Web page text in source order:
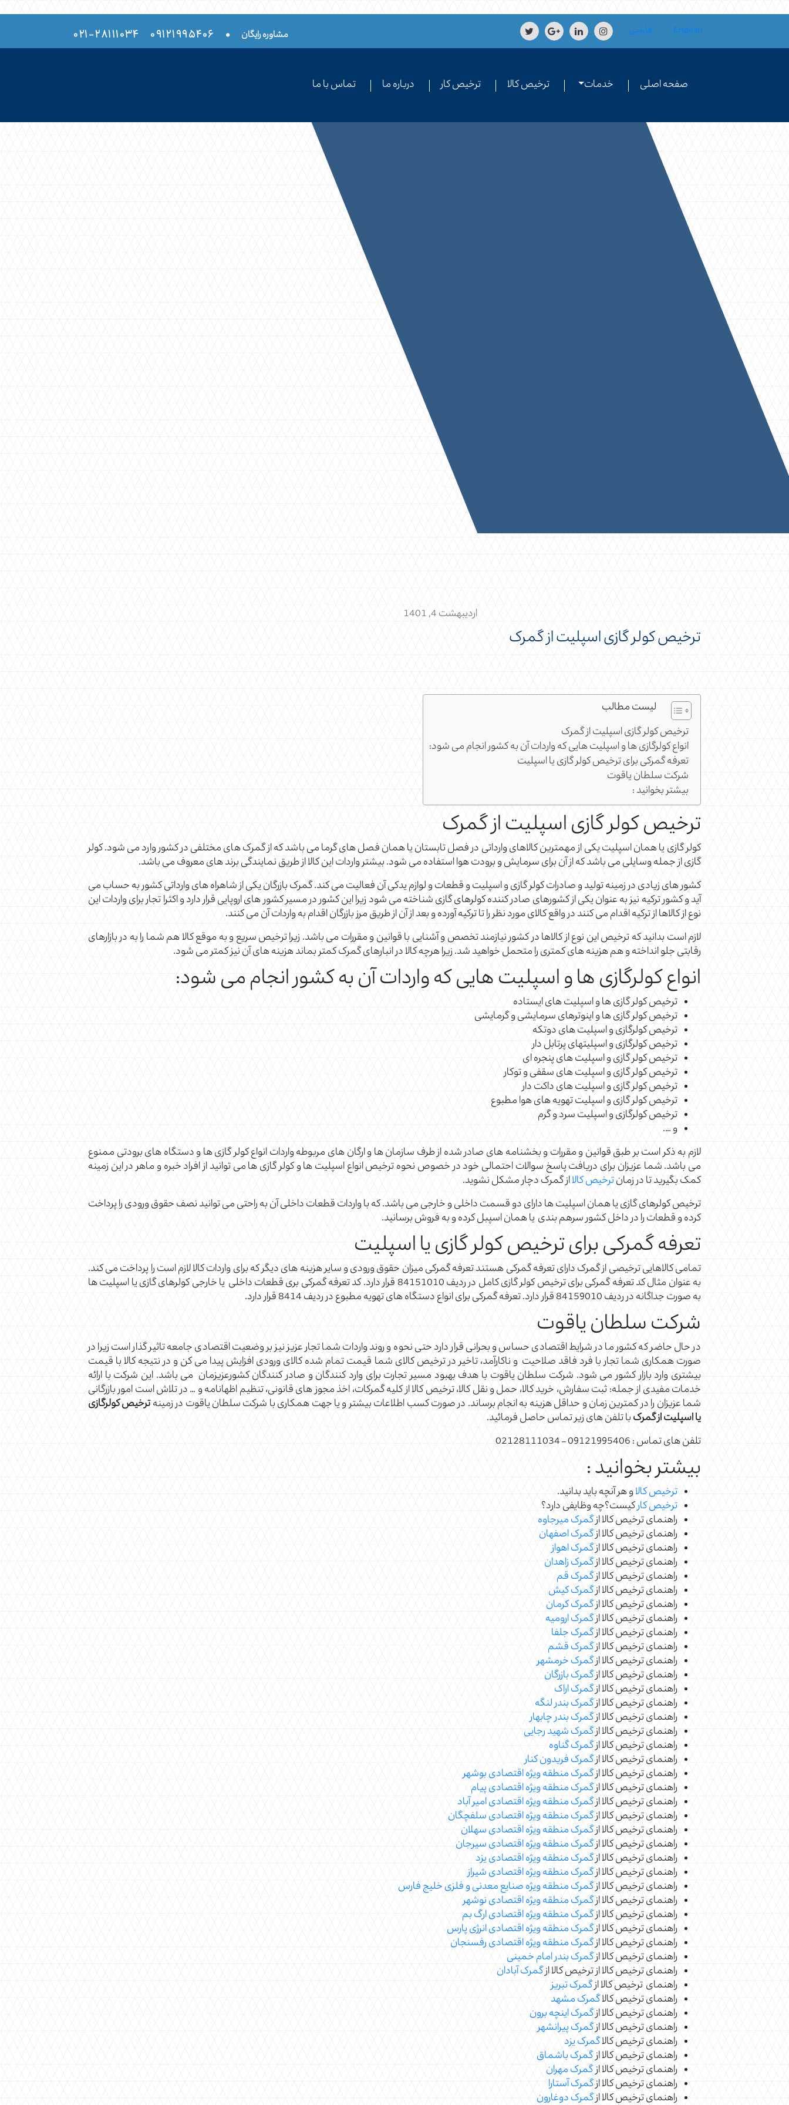
English فارسی مشاوره رایگان • ۰۹۱۲۱۹۹۵۴۰۶ ۲۸۱۱۱۰۳۴-۰۲۱
صفحه اصلی خدمات ترخیص کالا ترخیص کار درباره ما تماس با ما
اردیبهشت 4, 1401
ترخیص کولر گازی اسپلیت از گمرک
لیست مطالب
ترخیص کولر گازی اسپلیت از گمرک
انواع کولرگازی ها و اسپلیت هایی که واردات آن به کشور انجام می شود:
تعرفه گمرکی برای ترخیص کولر گازی یا اسپلیت
شرکت سلطان یاقوت
بیشتر بخوانید :
ترخیص کولر گازی اسپلیت از گمرک
کولر گازی یا همان اسپلیت یکی از مهمترین کالاهای وارداتی در فصل تابستان یا همان فصل های گرما می باشد که از گمرک های مختلفی در کشور وارد می شود. کولر
گازی از جمله وسایلی می باشد که از آن برای سرمایش و برودت هوا استفاده می شود. بیشتر واردات این کالا از طریق نمایندگی برند های معروف می باشد.
کشور های زیادی در زمینه تولید و صادرات کولر گازی و اسپلیت و قطعات و لوازم یدکی آن فعالیت می کند. گمرک بازرگان یکی از شاهراه های وارداتی کشور به حساب می
آید و کشور ترکیه نیز به عنوان یکی از کشورهای صادر کننده کولرهای گازی شناخته می شود زیرا این کشور در مسیر کشور های اروپایی قرار دارد و اکثرا تجار برای واردات این
نوع از کالاها از ترکیه اقدام می کنند در واقع کالای مورد نظر را تا ترکیه آورده و بعد از آن از طریق مرز بازرگان اقدام به واردات آن می کنند.
لازم است بدانید که ترخیص این نوع از کالاها در کشور نیازمند تخصص و آشنایی با قوانین و مقررات می باشد. زیرا ترخیص سریع و به موقع کالا هم شما را به در بازارهای
رقابتی جلو انداخته و هم هزینه های کمتری را متحمل خواهید شد. زیرا هرچه کالا در انبارهای گمرک کمتر بماند هزینه های آن نیز کمتر می شود.
انواع کولرگازی ها و اسپلیت هایی که واردات آن به کشور انجام می شود:
ترخیص کولر گازی ها و اسپلیت های ایستاده
ترخیص کولر گازی ها و اینوترهای سرمایشی و گرمایشی
ترخیص کولرگازی و اسپلیت های دوتکه
ترخیص کولرگازی و اسپلیتهای پرتابل دار
ترخیص کولر گازی و اسپلیت های پنجره ای
ترخیص کولر گازی و اسپلیت های سقفی و توکار
ترخیص کولر گازی و اسپلیت های داکت دار
ترخیص کولر گازی و اسپلیت تهویه های هوا مطبوع
ترخیص کولرگازی و اسپلیت سرد و گرم
و ….
لازم به ذکر است بر طبق قوانین و مقررات و بخشنامه های صادر شده از طرف سازمان ها و ارگان های مربوطه واردات انواع کولر گازی ها و دستگاه های برودتی ممنوع
می باشد. شما عزیزان برای دریافت پاسخ سوالات احتمالی خود در خصوص نحوه ترخیص انواع اسپلیت ها و کولر گازی ها می توانید از افراد خبره و ماهر در این زمینه
کمک بگیرید تا در زمانترخیص کالااز گمرک دچار مشکل نشوید.
ترخیص کولرهای گازی یا همان اسپلیت ها دارای دو قسمت داخلی و خارجی می باشد. که با واردات قطعات داخلی آن به راحتی می توانید نصف حقوق ورودی را پرداخت
کرده و قطعات را در داخل کشور سرهم بندی یا همان اسپبل کرده و به فروش برسانید.
تعرفه گمرکی برای ترخیص کولر گازی یا اسپلیت
تمامی کالاهایی ترخیصی از گمرک دارای تعرفه گمرکی هستند تعرفه گمرکی میزان حقوق ورودی و سایر هزینه های دیگر که برای واردات کالا لازم است را پرداخت می کند.
به عنوان مثال کد تعرفه گمرکی برای ترخیص کولر گازی کامل در ردیف 84151010 قرار دارد. کد تعرفه گمرکی بری قطعات داخلی یا خارجی کولرهای گازی یا اسپلیت ها
به صورت جداگانه در ردیف 84159010 قرار دارد. تعرفه گمرکی برای انواع دستگاه های تهویه مطبوع در ردیف 8414 قرار دارد.
شرکت سلطان یاقوت
در حال حاضر که کشور ما در شرایط اقتصادی حساس و بحرانی قرار دارد حتی نحوه و روند واردات شما تجار عزیز نیز بر وضعیت اقتصادی جامعه تاثیر گذار است زیرا در
صورت همکاری شما تجار با فرد فاقد صلاحیت و ناکارآمد، تاخیر در ترخیص کالای شما قیمت تمام شده کالای ورودی افزایش پیدا می کن و در نتیجه کالا با قیمت
بیشتری وارد بازار کشور می شود. شرکت سلطان یاقوت با هدف بهبود مسیر تجارت برای وارد کنندگان و صادر کنندگان کشورعزیزمان می باشد. این شرکت با ارائه
خدمات مفیدی از جمله: ثبت سفارش، خرید کالا، حمل و نقل کالا، ترخیص کالا از کلیه گمرکات، اخذ مجوز های قانونی، تنظیم اظهانامه و … در تلاش است امور بازرگانی
شما عزیزان را در کمترین زمان و حداقل هزینه به انجام برساند. در صورت کسب اطلاعات بیشتر و یا جهت همکاری با شرکت سلطان یاقوت در زمینهترخیصکولرگازی
یا اسپلیتازگمرکبا تلفن های زیر تماس حاصل فرمائید.
تلفن های تماس : 09121995406 – 02128111034
بیشتر بخوانید :
ترخیص کالاو هر آنچه باید بدانید.
ترخیص کارکیست؟چه وظایفی دارد؟
راهنمای ترخیص کالا ازگمرک میرجاوه
راهنمای ترخیص کالا ازگمرک اصفهان
راهنمای ترخیص کالا ازگمرک اهواز
راهنمای ترخیص کالا ازگمرک زاهدان
راهنمای ترخیص کالا ازگمرک قم
راهنمای ترخیص کالا ازگمرک کیش
راهنمای ترخیص کالا ازگمرک کرمان
راهنمای ترخیص کالا ازگمرک ارومیه
راهنمای ترخیص کالا ازگمرک جلفا
راهنمای ترخیص کالا ازگمرک قشم
راهنمای ترخیص کالا ازگمرک خرمشهر
راهنمای ترخیص کالا ازگمرک بازرگان
راهنمای ترخیص کالا ازگمرک اراک
راهنمای ترخیص کالا ازگمرک بندر لنگه
راهنمای ترخیص کالا ازگمرک بندر چابهار
راهنمای ترخیص کالا ازگمرک شهید رجایی
راهنمای ترخیص کالا ازگمرک گناوه
راهنمای ترخیص کالا ازگمرک فریدون کنار
راهنمای ترخیص کالا ازگمرک منطقه ویژه اقتصادی بوشهر
راهنمای ترخیص کالا ازگمرک منطقه ویژه اقتصادی پیام
راهنمای ترخیص کالا ازگمرک منطقه ویژه اقتصادی امیر آباد
راهنمای ترخیص کالا ازگمرک منطقه ویژه اقتصادی سلفچگان
راهنمای ترخیص کالا ازگمرک منطقه ویژه اقتصادی سهلان
راهنمای ترخیص کالا ازگمرک منطقه ویژه اقتصادی سیرجان
راهنمای ترخیص کالا ازگمرک منطقه ویژه اقتصادی یزد
راهنمای ترخیص کالا ازگمرک منطقه ویژه اقتصادی شیراز
راهنمای ترخیص کالا ازگمرک منطقه ویژه صنایع معدنی و فلزی خلیج فارس
راهنمای ترخیص کالا ازگمرک منطقه ویژه اقتصادی نوشهر
راهنمای ترخیص کالا ازگمرک منطقه ویژه اقتصادی ارگ بم
راهنمای ترخیص کالا ازگمرک منطقه ویژه اقتصادی انرژی پارس
راهنمای ترخیص کالا ازگمرک منطقه ویژه اقتصادی رفسنجان
راهنمای ترخیص کالا ازگمرک بندر امام خمینی
راهنمای ترخیص کالا از ترخیص کالا ازگمرک آبادان
راهنمای ترخیص کالا ازگمرک تبریز
راهنمای ترخیص کالاگمرک مشهد
راهنمای ترخیص کالا ازگمرک اینچه برون
راهنمای ترخیص کالا ازگمرک پیرانشهر
راهنمای ترخیص کالاگمرک یزد
راهنمای ترخیص کالا ازگمرک باشماق
راهنمای ترخیص کالا ازگمرک مهران
راهنمای ترخیص کالا ازگمرک آستارا
راهنمای ترخیص کالا ازگمرک دوغارون